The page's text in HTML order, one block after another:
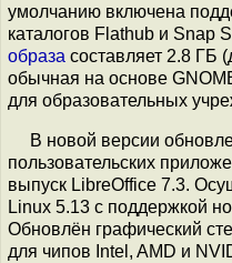
умолчанию включена
каталогов Flathub и Snap
образа составляет 2.8 ГБ
обычная на основе
для образовательных
В новой версии
пользовательских
выпуск LibreOffice 7.3.
Linux 5.13 с поддержкой
Обновлён графический
для чипов Intel, AMD и